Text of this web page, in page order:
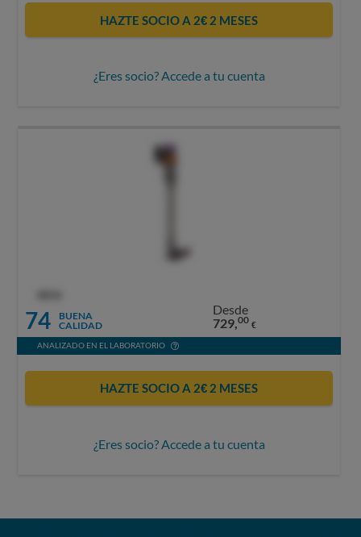
HAZTE SOCIO A 2€ 2 MESES
¿Eres socio? Accede a tu cuenta
74
BUENA
CALIDAD
Desde
729,00 €
ANALIZADO EN EL LABORATORIO
HAZTE SOCIO A 2€ 2 MESES
¿Eres socio? Accede a tu cuenta